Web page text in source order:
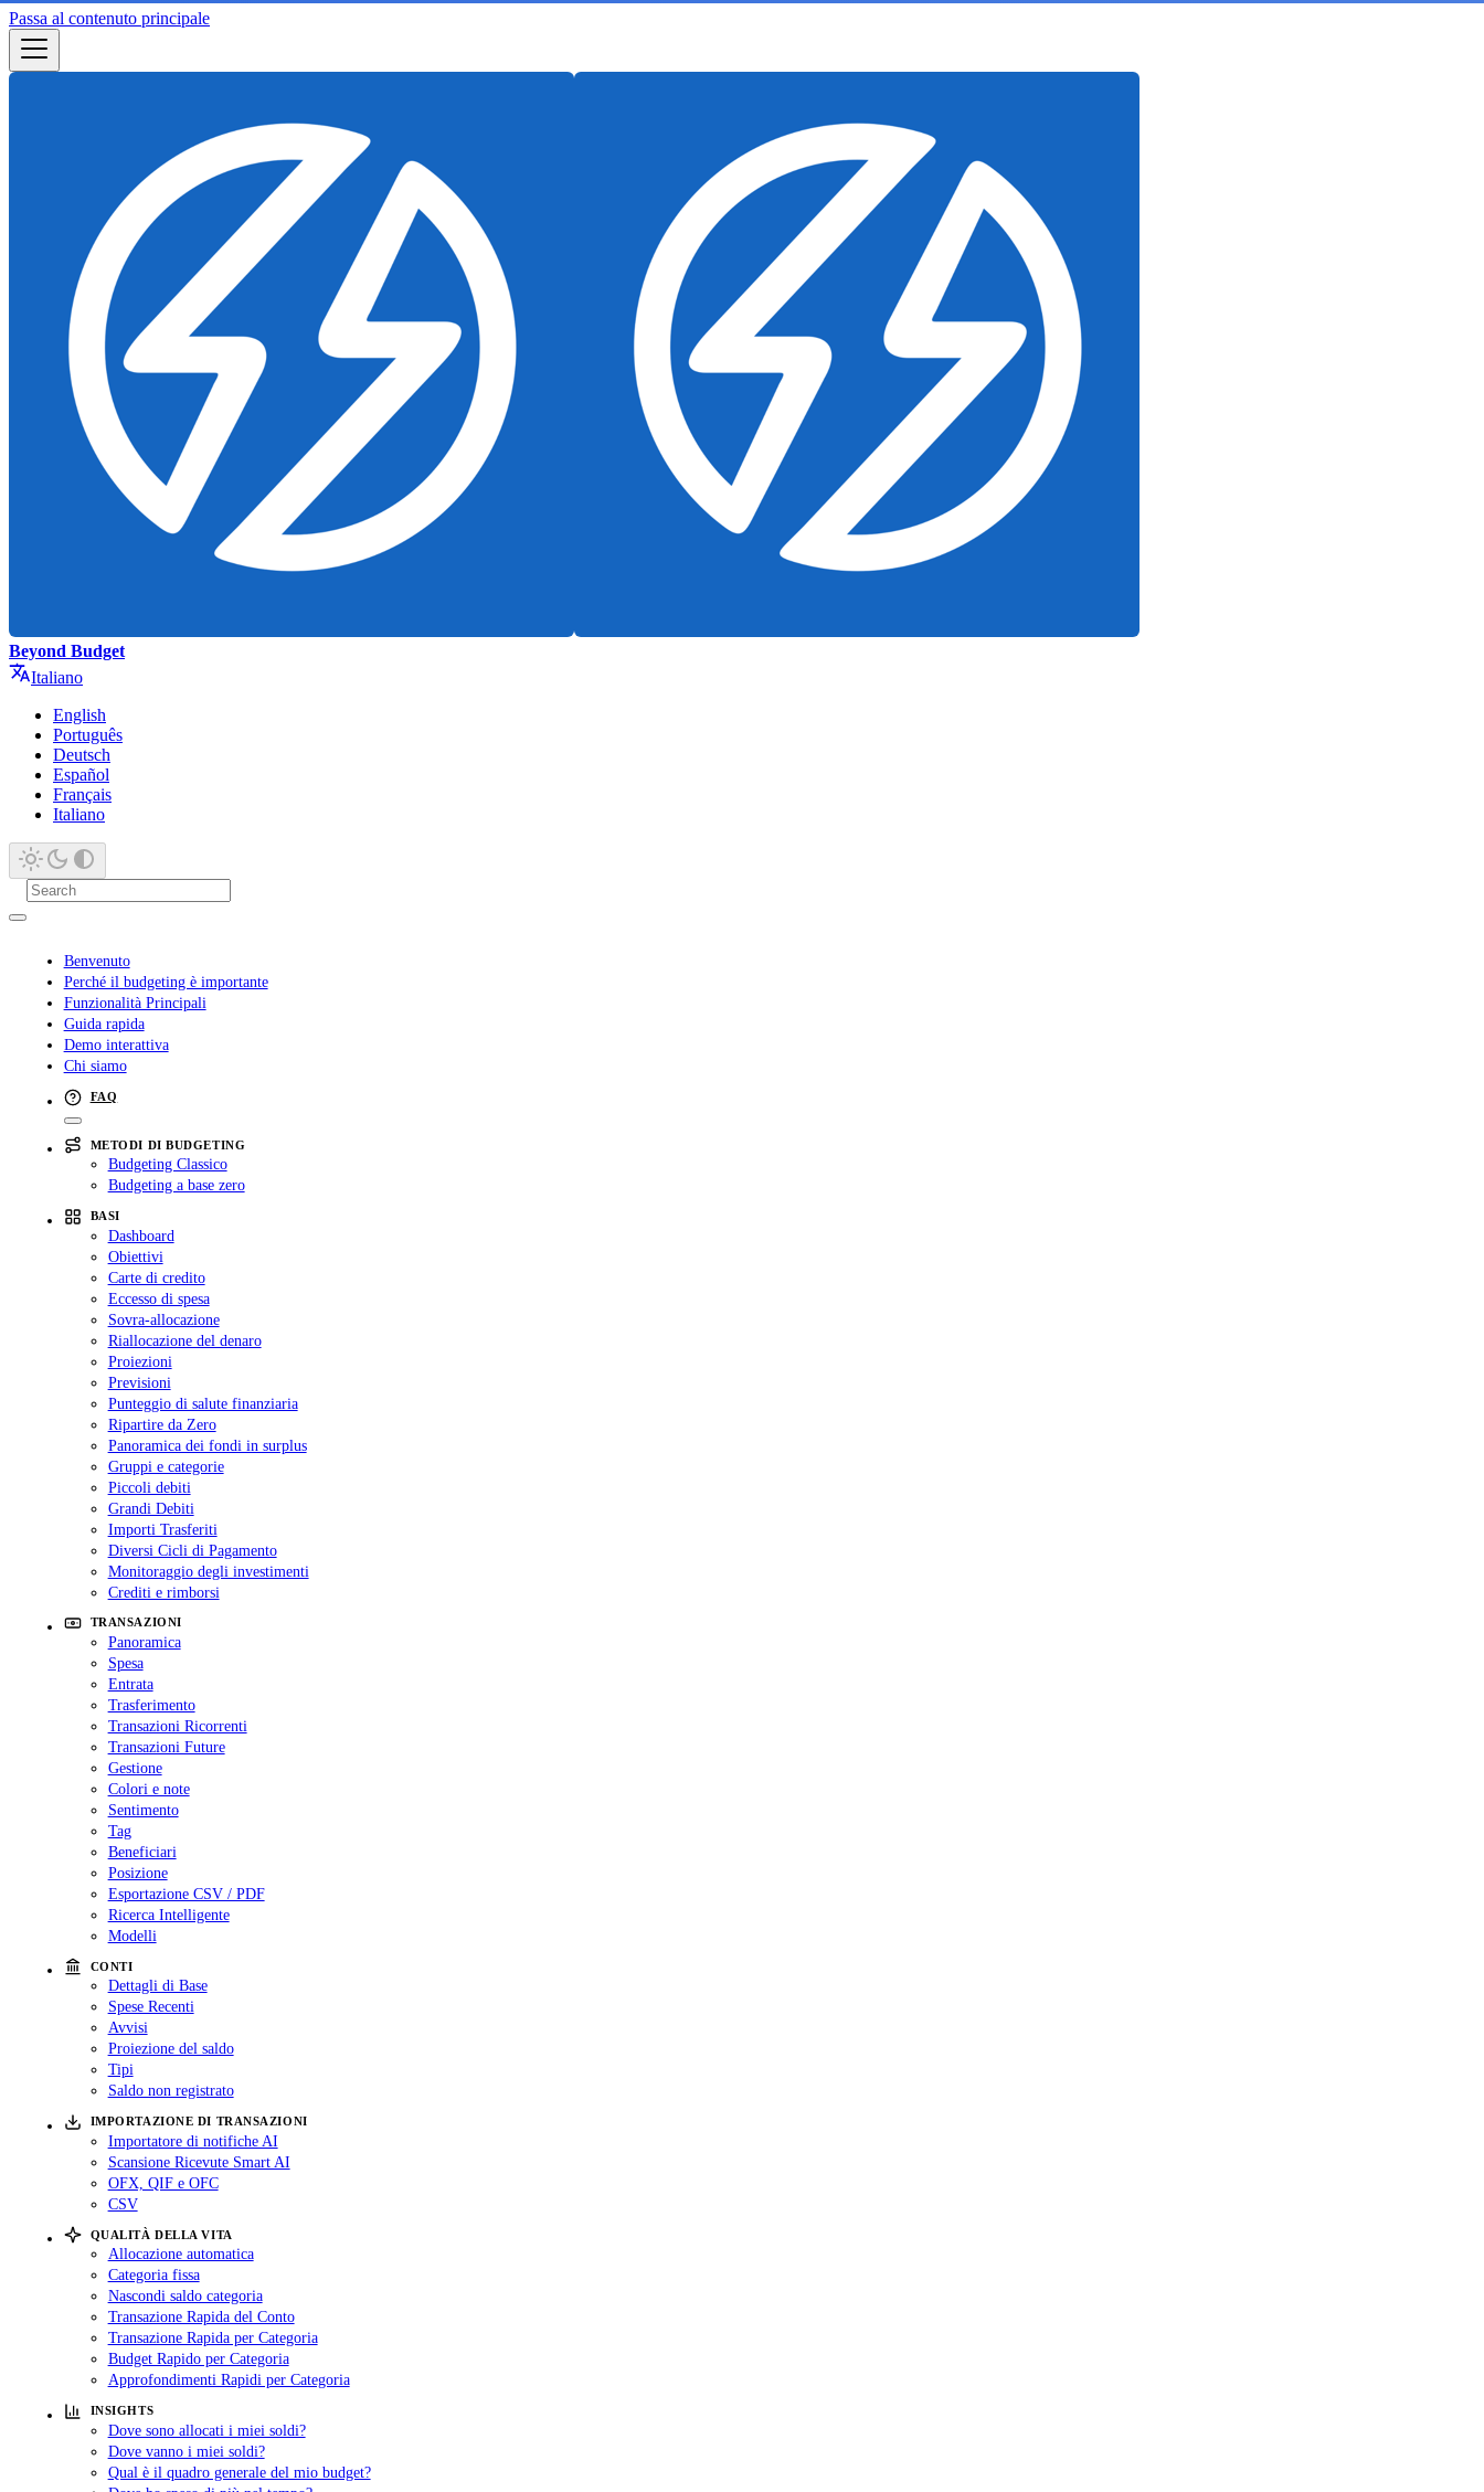
Passa al contenuto principale
Beyond Budget
Italiano
English
Português
Deutsch
Español
Français
Italiano
Benvenuto
Perché il budgeting è importante
Funzionalità Principali
Guida rapida
Demo interattiva
Chi siamo
FAQ
METODI DI BUDGETING
Budgeting Classico
Budgeting a base zero
BASI
Dashboard
Obiettivi
Carte di credito
Eccesso di spesa
Sovra-allocazione
Riallocazione del denaro
Proiezioni
Previsioni
Punteggio di salute finanziaria
Ripartire da Zero
Panoramica dei fondi in surplus
Gruppi e categorie
Piccoli debiti
Grandi Debiti
Importi Trasferiti
Diversi Cicli di Pagamento
Monitoraggio degli investimenti
Crediti e rimborsi
TRANSAZIONI
Panoramica
Spesa
Entrata
Trasferimento
Transazioni Ricorrenti
Transazioni Future
Gestione
Colori e note
Sentimento
Tag
Beneficiari
Posizione
Esportazione CSV / PDF
Ricerca Intelligente
Modelli
CONTI
Dettagli di Base
Spese Recenti
Avvisi
Proiezione del saldo
Tipi
Saldo non registrato
IMPORTAZIONE DI TRANSAZIONI
Importatore di notifiche AI
Scansione Ricevute Smart AI
OFX, QIF e OFC
CSV
QUALITÀ DELLA VITA
Allocazione automatica
Categoria fissa
Nascondi saldo categoria
Transazione Rapida del Conto
Transazione Rapida per Categoria
Budget Rapido per Categoria
Approfondimenti Rapidi per Categoria
INSIGHTS
Dove sono allocati i miei soldi?
Dove vanno i miei soldi?
Qual è il quadro generale del mio budget?